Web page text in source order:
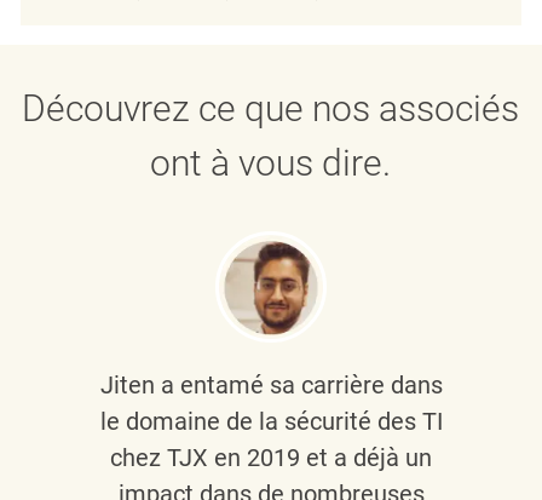
Découvrez ce que nos associés
ont à vous dire.
Jiten a entamé sa carrière dans
le domaine de la sécurité des TI
chez TJX en 2019 et a déjà un
impact dans de nombreuses